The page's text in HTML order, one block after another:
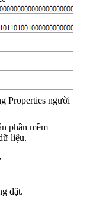
Properties người
phần mềm
liệu.
đặt.